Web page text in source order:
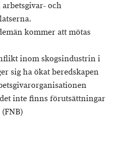
och
kommer att mötas
inom skogsindustrin i
sig ha ökat beredskapen
inte finns förutsättningar